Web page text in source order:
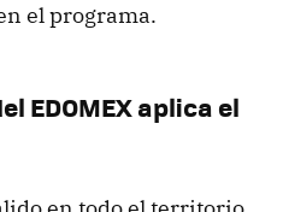
el programa.
EDOMEX aplica el